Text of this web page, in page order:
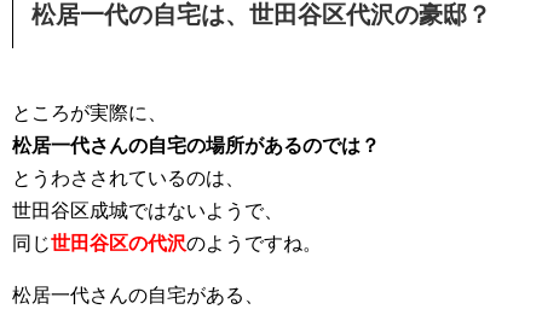
松居一代の自宅は、世田谷区代沢の豪邸？
ところが実際に、
松居一代さんの自宅の場所があるのでは？
とうわさされているのは、
世田谷区成城ではないようで、
同じ世田谷区の代沢のようですね。
松居一代さんの自宅がある、